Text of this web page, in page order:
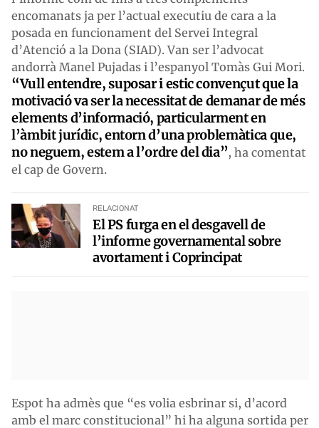
encomanats ja per l’actual executiu de cara a la
posada en funcionament del Servei Integral
d’Atenció a la Dona (SIAD). Van ser l’advocat
andorrà Manel Pujadas i l’espanyol Tomàs Gui Mori.
“Vull entendre, suposar i estic convençut que la
motivació va ser la necessitat de demanar de més
elements d’informació, particularment en
l’àmbit jurídic, entorn d’una problemàtica que,
no neguem, estem a l’ordre del dia”, ha comentat
el cap de Govern.
RELACIONAT
El PS furga en el desgavell de
l’informe governamental sobre
avortament i Coprincipat
Espot ha admès que “es volia esbrinar si, d’acord
amb el marc constitucional” hi ha alguna sortida per